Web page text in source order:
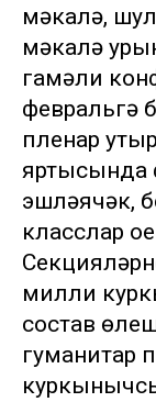
мәкалә,
мәкалә
гамәли
февральгә
пленар
яртысында
эшләячәк,
класслар
милли
состав
гуманитар